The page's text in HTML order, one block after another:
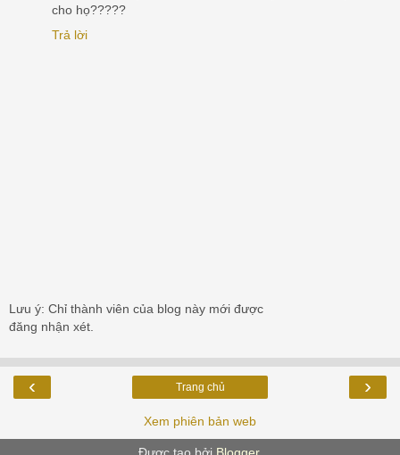
cho họ?????
Trả lời
Lưu ý: Chỉ thành viên của blog này mới được
đăng nhận xét.
‹ ›
Trang chủ
Xem phiên bản web